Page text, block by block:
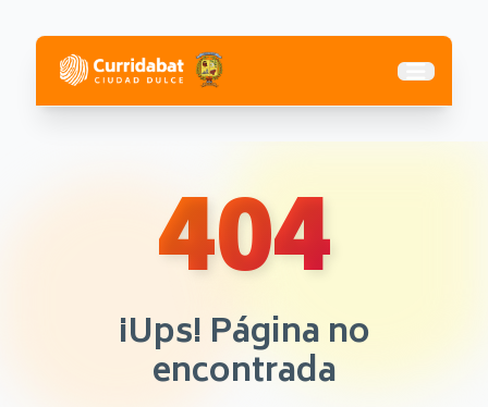
Abrir
404
¡Ups! Página no
encontrada